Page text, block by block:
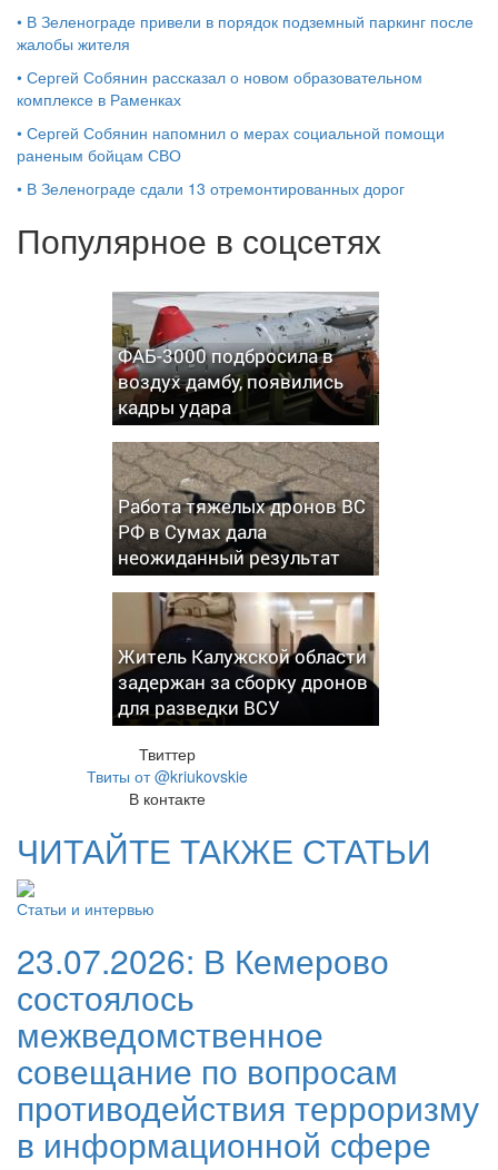
• В Зеленограде привели в порядок подземный паркинг после
жалобы жителя
• Сергей Собянин рассказал о новом образовательном
комплексе в Раменках
• Сергей Собянин напомнил о мерах социальной помощи
раненым бойцам СВО
• В Зеленограде сдали 13 отремонтированных дорог
Популярное в соцсетях
ФАБ-3000 подбросила в
воздух дамбу, появились
кадры удара
Работа тяжелых дронов ВС
РФ в Сумах дала
неожиданный результат
Житель Калужской области
задержан за сборку дронов
для разведки ВСУ
Твиттер
Твиты от @kriukovskie
В контакте
ЧИТАЙТЕ ТАКЖЕ СТАТЬИ
Статьи и интервью
23.07.2026: В Кемерово
состоялось
межведомственное
совещание по вопросам
противодействия терроризму
в информационной сфере